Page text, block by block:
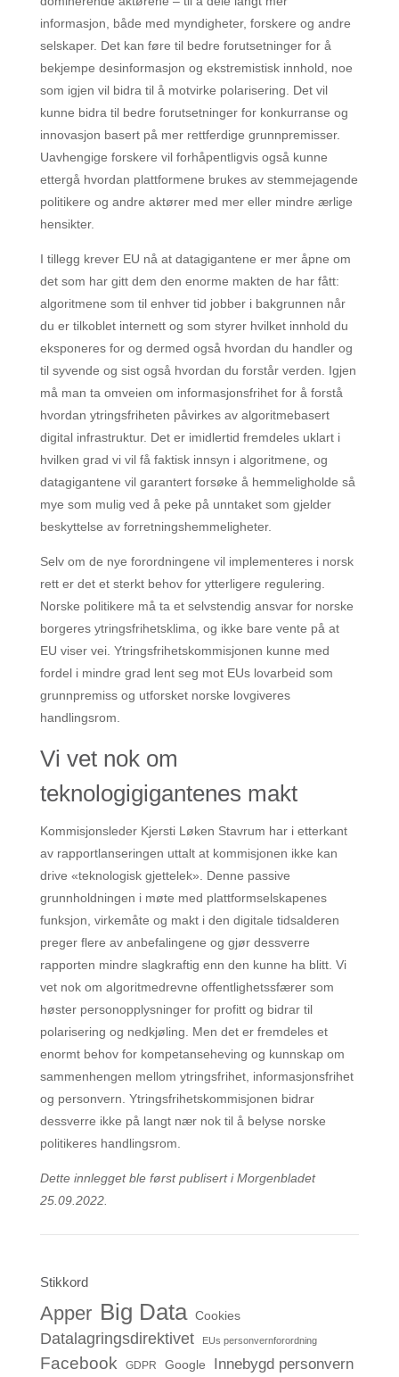
informasjon, både med myndigheter, forskere og andre
selskaper. Det kan føre til bedre forutsetninger for å
bekjempe desinformasjon og ekstremistisk innhold, noe
som igjen vil bidra til å motvirke polarisering. Det vil
kunne bidra til bedre forutsetninger for konkurranse og
innovasjon basert på mer rettferdige grunnpremisser.
Uavhengige forskere vil forhåpentligvis også kunne
ettergå hvordan plattformene brukes av stemmejagende
politikere og andre aktører med mer eller mindre ærlige
hensikter.
I tillegg krever EU nå at datagigantene er mer åpne om
det som har gitt dem den enorme makten de har fått:
algoritmene som til enhver tid jobber i bakgrunnen når
du er tilkoblet internett og som styrer hvilket innhold du
eksponeres for og dermed også hvordan du handler og
til syvende og sist også hvordan du forstår verden. Igjen
må man ta omveien om informasjonsfrihet for å forstå
hvordan ytringsfriheten påvirkes av algoritmebasert
digital infrastruktur. Det er imidlertid fremdeles uklart i
hvilken grad vi vil få faktisk innsyn i algoritmene, og
datagigantene vil garantert forsøke å hemmeligholde så
mye som mulig ved å peke på unntaket som gjelder
beskyttelse av forretningshemmeligheter.
Selv om de nye forordningene vil implementeres i norsk
rett er det et sterkt behov for ytterligere regulering.
Norske politikere må ta et selvstendig ansvar for norske
borgeres ytringsfrihetsklima, og ikke bare vente på at
EU viser vei. Ytringsfrihetskommisjonen kunne med
fordel i mindre grad lent seg mot EUs lovarbeid som
grunnpremiss og utforsket norske lovgiveres
handlingsrom.
Vi vet nok om
teknologigigantenes makt
Kommisjonsleder Kjersti Løken Stavrum har i etterkant
av rapportlanseringen uttalt at kommisjonen ikke kan
drive «teknologisk gjettelek». Denne passive
grunnholdningen i møte med plattformselskapenes
funksjon, virkemåte og makt i den digitale tidsalderen
preger flere av anbefalingene og gjør dessverre
rapporten mindre slagkraftig enn den kunne ha blitt. Vi
vet nok om algoritmedrevne offentlighetssfærer som
høster personopplysninger for profitt og bidrar til
polarisering og nedkjøling. Men det er fremdeles et
enormt behov for kompetanseheving og kunnskap om
sammenhengen mellom ytringsfrihet, informasjonsfrihet
og personvern. Ytringsfrihetskommisjonen bidrar
dessverre ikke på langt nær nok til å belyse norske
politikeres handlingsrom.
Dette innlegget ble først publisert i Morgenbladet
25.09.2022.
Stikkord
Apper Big Data Cookies
Datalagringsdirektivet EUs personvernforordning
Facebook GDPR Google Innebygd personvern